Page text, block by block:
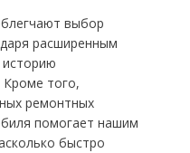
выбор
расширенным
Кроме того,
ремонтных
помогает нашим
быстро